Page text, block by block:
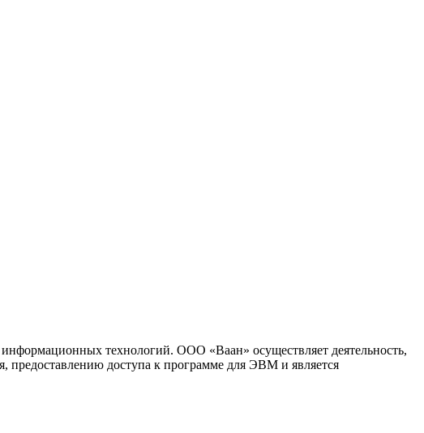
технологий. ООО «Ваан» осуществляет деятельность,
предоставлению доступа к программе для ЭВМ и является